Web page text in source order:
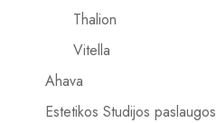
Thalion
Vitella
Ahava
Estetikos Studijos paslaugos